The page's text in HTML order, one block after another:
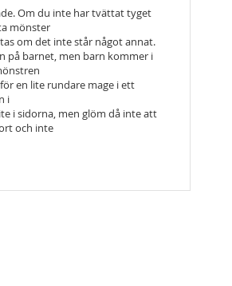
Om du inte har tvättattyget
mönster
om det inte står något annat.
på barnet, men barn kommer i
en lite rundare mage i ett
i
i sidorna, men glöm då inte att
och inte